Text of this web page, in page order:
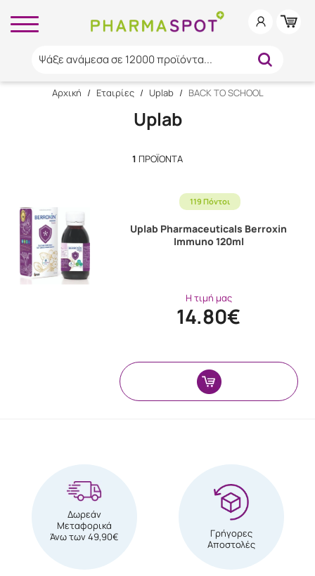
Ψάξε ανάμεσα σε 12000 προϊόντα...
Αρχική / Εταιρίες / Uplab / BACK TO SCHOOL
Uplab
1 ΠΡΟΪΌΝΤΑ
119 Πόντοι
Uplab Pharmaceuticals Berroxin
Immuno 120ml
Η τιμή μας
14.80€
Δωρεάν
Μεταφορικά
Άνω των 49,90€
Γρήγορες
Αποστολές